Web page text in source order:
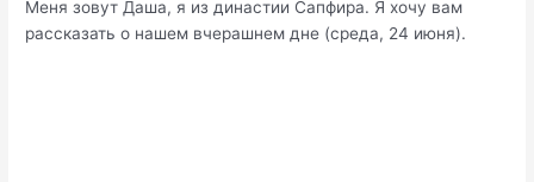
Меня зовут Даша, я из династии Сапфира. Я хочу вам
рассказать о нашем вчерашнем дне (среда, 24 июня).